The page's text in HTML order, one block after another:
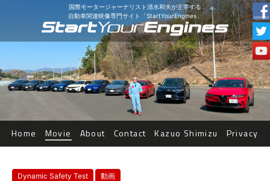
国際モータージャーナリスト清水和夫が主宰する
自動車関連映像専門サイト「StartYourEngines」
Home Movie About Contact Kazuo Shimizu Privacy
Dynamic Safety Test 動画